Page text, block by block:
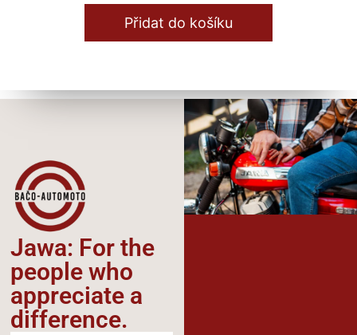
Přidat do košíku
Jawa: For the
people who
appreciate a
difference.​